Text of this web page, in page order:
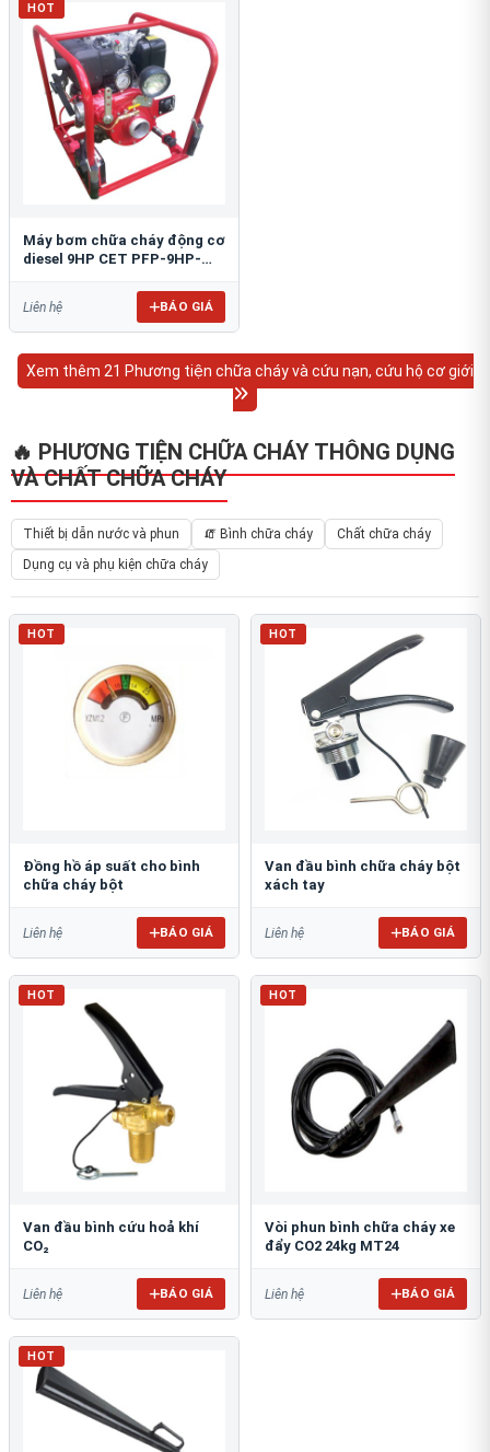
HOT
Máy bơm chữa cháy động cơ
diesel 9HP CET PFP-9HP-
Liên hệ BÁO GIÁ
Xem thêm 21 Phương tiện chữa cháy và cứu nạn, cứu hộ cơ giới
🔥 PHƯƠNG TIỆN CHỮA CHÁY THÔNG DỤNG
VÀ CHẤT CHỮA CHÁY
Thiết bị dẫn nước và phun 🧯 Bình chữa cháy
Chất chữa cháy
Dụng cụ và phụ kiện chữa cháy
HOT
Đồng hồ áp suất cho bình
chữa cháy bột
Liên hệ BÁO GIÁ
HOT
Van đầu bình chữa cháy bột
xách tay
Liên hệ BÁO GIÁ
HOT
Van đầu bình cứu hoả khí
CO₂
Liên hệ BÁO GIÁ
HOT
Vòi phun bình chữa cháy xe
đẩy CO2 24kg MT24
Liên hệ BÁO GIÁ
HOT